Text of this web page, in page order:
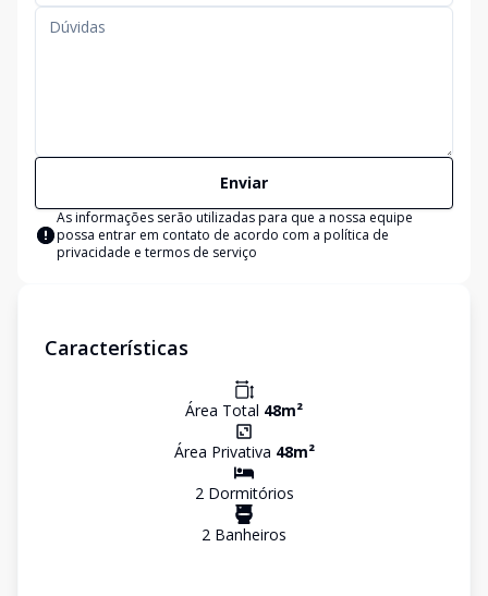
Enviar
As informações serão utilizadas para que a nossa equipe
possa entrar em contato de acordo com a política de
privacidade e termos de serviço
Características
Área Total 48m²
Área Privativa 48m²
2Dormitórios
2 Banheiros